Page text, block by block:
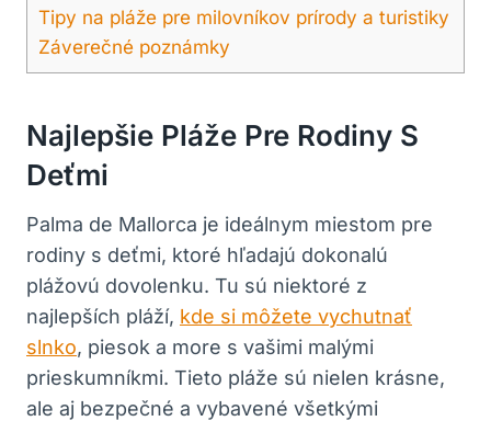
Tipy na pláže pre milovníkov prírody a turistiky
Záverečné poznámky
Najlepšie Pláže Pre Rodiny S
Deťmi
Palma de Mallorca je ideálnym miestom pre
rodiny s deťmi, ktoré hľadajú dokonalú
plážovú dovolenku. Tu sú niektoré z
najlepších pláží, kde si môžete vychutnať
slnko, piesok a more s vašimi malými
prieskumníkmi. Tieto pláže sú nielen krásne,
ale aj bezpečné a vybavené všetkými